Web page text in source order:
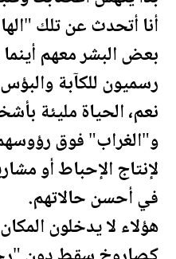
أنا أتحدث عن تلك
بعض البشر معهم
رسميون للكآبة
نعم، الحياة مليئة
و"الغراب" فوق
لإنتاج الإحباط أو
في أحسن حالاتهم.
هؤلاء لا يدخلون